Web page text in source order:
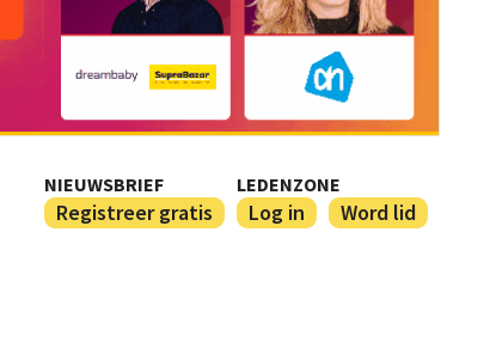
NIEUWSBRIEF
Registreer gratis
LEDENZONE
Log in Word lid